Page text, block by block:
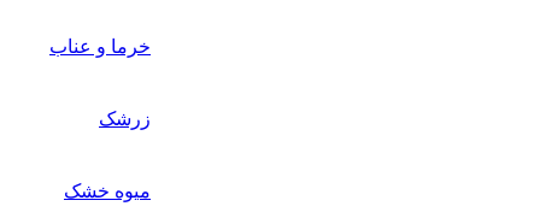
خرما و عناب
زرشک
میوه خشک